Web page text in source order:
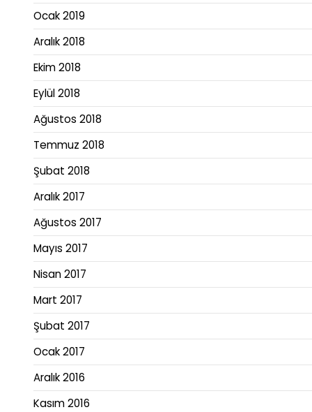
Ocak 2019
Aralık 2018
Ekim 2018
Eylül 2018
Ağustos 2018
Temmuz 2018
Şubat 2018
Aralık 2017
Ağustos 2017
Mayıs 2017
Nisan 2017
Mart 2017
Şubat 2017
Ocak 2017
Aralık 2016
Kasım 2016